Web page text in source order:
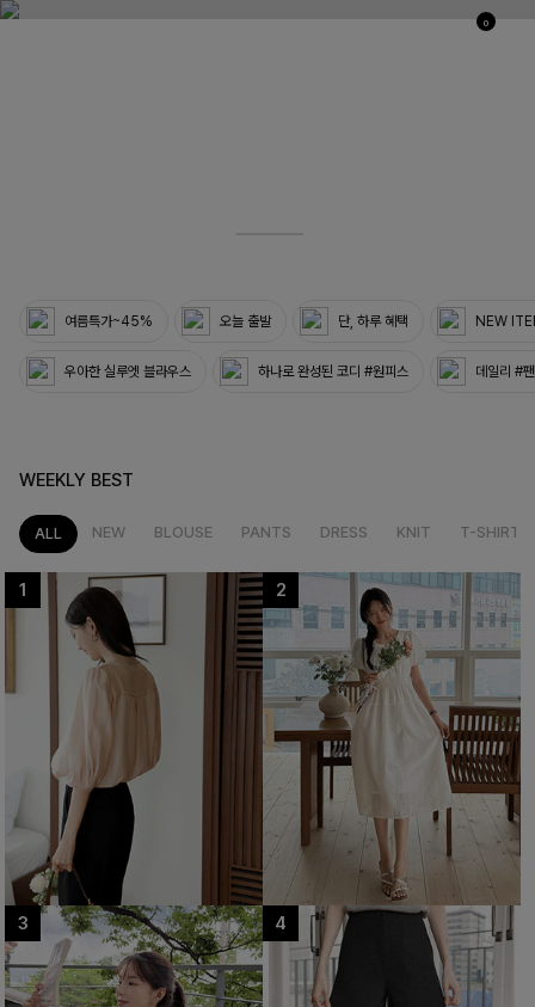
0
여름특가~45% 오늘 출발 단, 하루 혜택 NEW
우아한 실루엣 블라우스 하나로 완성된 코디 #원피스 데일리 #
WEEKLY BEST
ALL NEW BLOUSE PANTS DRESS KNIT T-SHIRT